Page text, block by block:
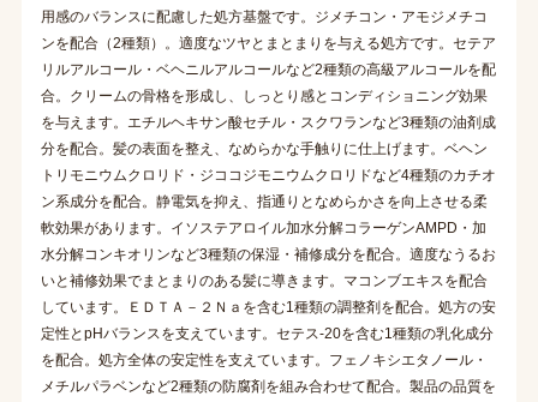
用感のバランスに配慮した処方基盤です。ジメチコン・アモジメチコ
ンを配合（2種類）。適度なツヤとまとまりを与える処方です。セテア
リルアルコール・ベヘニルアルコールなど2種類の高級アルコールを配
合。クリームの骨格を形成し、しっとり感とコンディショニング効果
を与えます。エチルヘキサン酸セチル・スクワランなど3種類の油剤成
分を配合。髪の表面を整え、なめらかな手触りに仕上げます。ベヘン
トリモニウムクロリド・ジココジモニウムクロリドなど4種類のカチオ
ン系成分を配合。静電気を抑え、指通りとなめらかさを向上させる柔
軟効果があります。イソステアロイル加水分解コラーゲンAMPD・加
水分解コンキオリンなど3種類の保湿・補修成分を配合。適度なうるお
いと補修効果でまとまりのある髪に導きます。マコンブエキスを配合
しています。ＥＤＴＡ－２Ｎａを含む1種類の調整剤を配合。処方の安
定性とpHバランスを支えています。セテス-20を含む1種類の乳化成分
を配合。処方全体の安定性を支えています。フェノキシエタノール・
メチルパラベンなど2種類の防腐剤を組み合わせて配合。製品の品質を